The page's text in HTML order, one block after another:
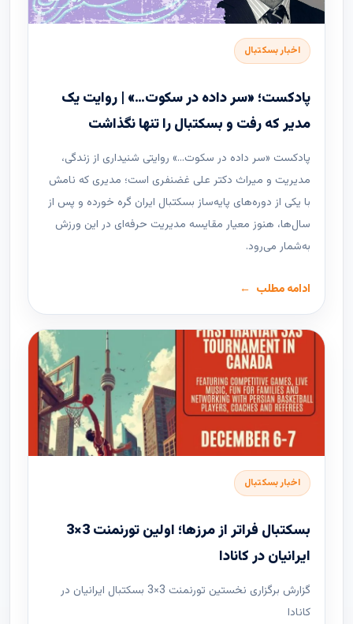
اخبار بسکتبال
پادکست؛ «سر داده در سکوت…» | روایت یک
مدیر که رفت و بسکتبال را تنها نگذاشت
پادکست «سر داده در سکوت…» روایتی شنیداری از زندگی،
مدیریت و میراث دکتر علی غضنفری است؛ مدیری که نامش
با یکی از دوره‌های پایه‌ساز بسکتبال ایران گره خورده و پس از
سال‌ها، هنوز معیار مقایسه مدیریت حرفه‌ای در این ورزش
به‌شمار می‌رود.
ادامه مطلب
اخبار بسکتبال
بسکتبال فراتر از مرزها؛ اولین تورنمنت 3×3
ایرانیان در کانادا
گزارش برگزاری نخستین تورنمنت 3×3 بسکتبال ایرانیان در
کانادا